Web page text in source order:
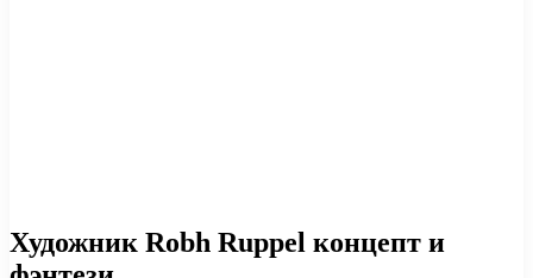
Художник Robh Ruppel концепт и